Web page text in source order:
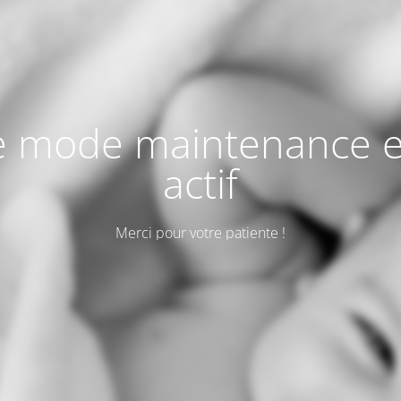
mode maintenance
actif
Merci pour votre patiente !